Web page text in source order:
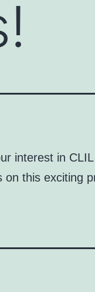
interest in
on this exciting